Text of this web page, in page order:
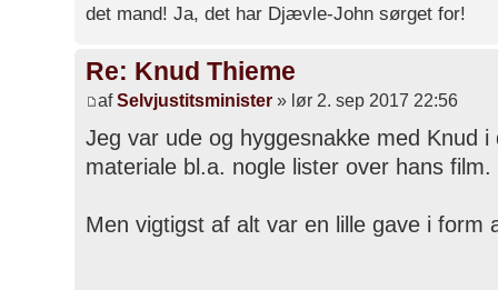
det mand! Ja, det har Djævle-John sørget for!
Re: Knud Thieme
afSelvjustitsminister » lør 2. sep 2017 22:56
Jeg var ude og hyggesnakke med Knud
materiale bl.a. nogle lister over hans film.
Men vigtigst af alt var en lille gave i form